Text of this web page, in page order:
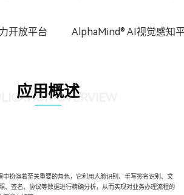
开放平台 AlphaMind® AI视觉感知
应用概述OVERVIEW
扮演着至关重要的角色，它利用人脸识别、手写签名识别、文
、签名、协议等数据进行精确分析，从而实现对业务办理流程的